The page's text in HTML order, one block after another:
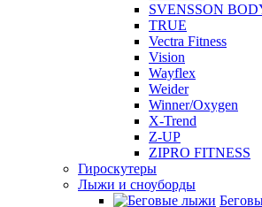
SVENSSON
TRUE
Vectra Fitness
Vision
Wayflex
Weider
Winner/Oxygen
X-Trend
Z-UP
ZIPRO FITNESS
Гироскутеры
Лыжи и сноуборды